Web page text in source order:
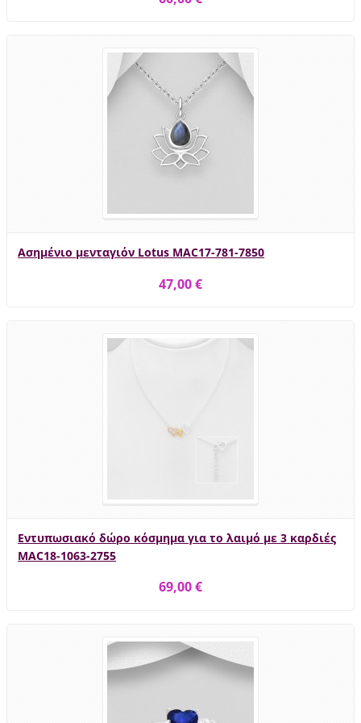
Ασημένιο μενταγιόν Lotus MAC17-781-7850
47,00 €
Εντυπωσιακό δώρο κόσμημα για το λαιμό με 3 καρδιές
MAC18-1063-2755
69,00 €